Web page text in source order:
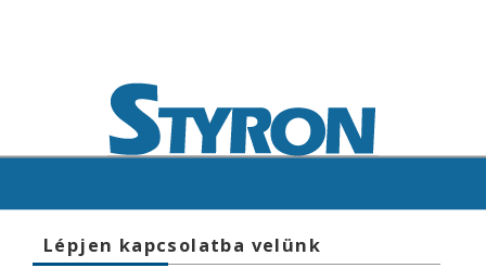
Lépjen kapcsolatba velünk